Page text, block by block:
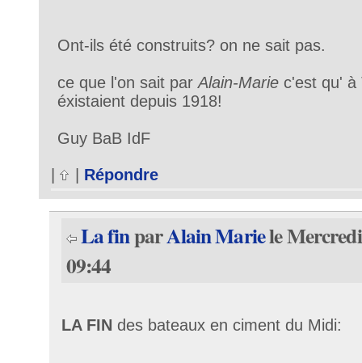
Ont-ils été construits? on ne sait pas.
ce que l'on sait par Alain-Mariec'est qu' à
éxistaient depuis 1918!
Guy BaB IdF
Répondre
La finparAlain Mariele
09:44
LA FIN des bateaux en ciment du Midi: